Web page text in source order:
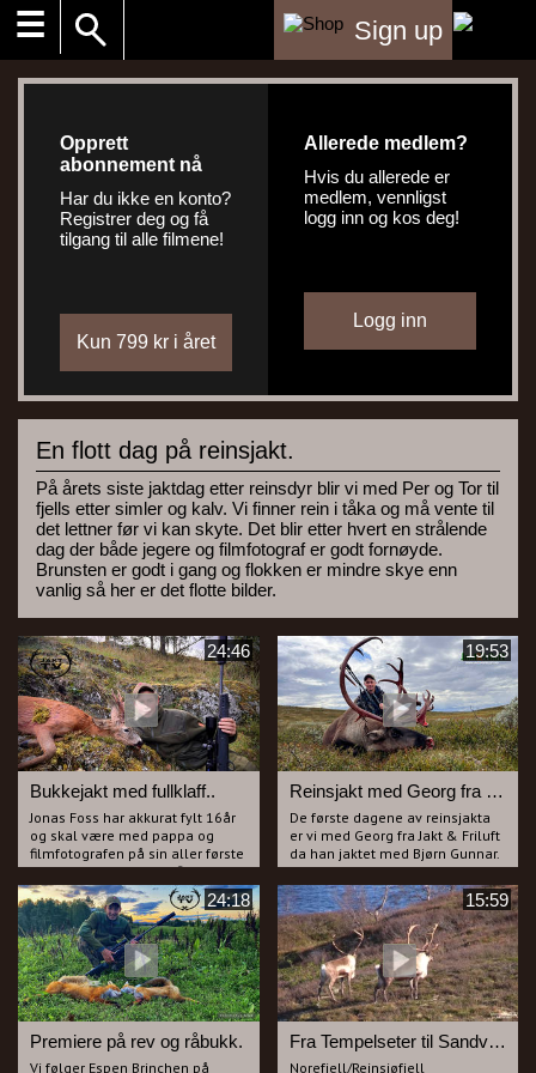
☰ Sign up
Opprett
abonnement nå
Har du ikke en konto?
Registrer deg og få
tilgang til alle filmene!
Allerede medlem?
Hvis du allerede er
medlem, vennligst
logg inn og kos deg!
En flott dag på reinsjakt.
På årets siste jaktdag etter reinsdyr blir vi med Per og Tor til
fjells etter simler og kalv. Vi finner rein i tåka og må vente til
det lettner før vi kan skyte. Det blir etter hvert en strålende
dag der både jegere og filmfotograf er godt fornøyde.
Brunsten er godt i gang og flokken er mindre skye enn
vanlig så her er det flotte bilder.
24:46
Bukkejakt med fullklaff..
Jonas Foss har akkurat fylt 16år
og skal være med pappa og
filmfotografen på sin aller første
bukkejakt med egen rifle.
Vi har sett ut noen fine bukker i
forkant av jakta som vi skal
forsøke å lure. Sjelden har vi hatt
bedre uttelling på lokkinga og
det blir veldig nærvepirrende når
vi får mulighet på flere bukker
den første dagen.
Dette er filmen for deg som liker
bukkejakt og som i tillegg setter
pris på å se unge jegere lykkes.
Pappa, Aukrust var veldig stolt
19:53
Reinsjakt med Georg fra Jakt & Friluft
De første dagene av reinsjakta
er vi med Georg fra Jakt & Friluft
da han jaktet med Bjørn Gunnar.
Det er en spøkefull og god tone
gutta i mellom og vi kommer på
skuddhold av flere dyr, men
finner vi den rette...?
Georg har for anledningen med
seg et veldig lett våpen som
mange burde vurdere på
reinsjakt da hvert gram teller.
Se filmen fra vårt vakre område
rundt Haglebu!
24:18
Premiere på rev og råbukk.
Vi følger Espen Brinchen på
15:59
Fra Tempelseter til Sandvasseter og VM kniv fra 1997.
Norefjell/Reinsjøfjell